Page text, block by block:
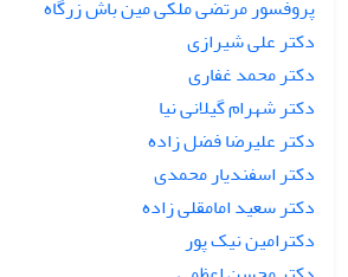
پروفسور مرتضی ملکی مین باش زرگاه
دکتر علی شیرازی
دکتر محمد غفاری
دکتر شهرام گیلانی نیا
دکتر علیرضا فضل زاده
دکتر اسفندیار محمدی
دکتر سعید امامقلی زاده
دکترامین نیک پور